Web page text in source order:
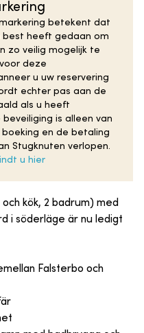
betekent dat
best heeft gedaan om
zo veilig mogelijk te
deze
u uw reservering
echter pas aan de
als u heeft
is alleen van
en de betaling
Stugknuten verlopen.
u hier
kök, 2 badrum) med
i söderläge är nu ledigt
Falsterbo och